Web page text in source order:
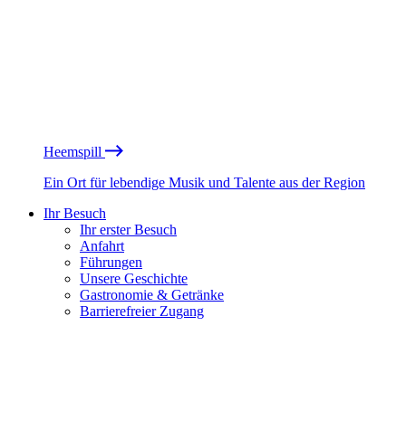
Heemspill
Ein Ort für lebendige Musik und Talente aus der Region
Ihr Besuch
Ihr erster Besuch
Anfahrt
Führungen
Unsere Geschichte
Gastronomie & Getränke
Barrierefreier Zugang